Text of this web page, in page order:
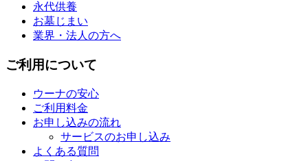
永代供養
お墓じまい
業界・法人の方へ
ご利用について
ウーナの安心
ご利用料金
お申し込みの流れ
サービスのお申し込み
よくある質問